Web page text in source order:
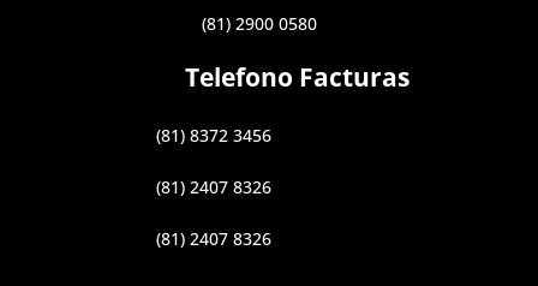
(81) 2900 0580
Telefono Facturas
(81) 8372 3456
(81) 2407 8326
(81) 2407 8326